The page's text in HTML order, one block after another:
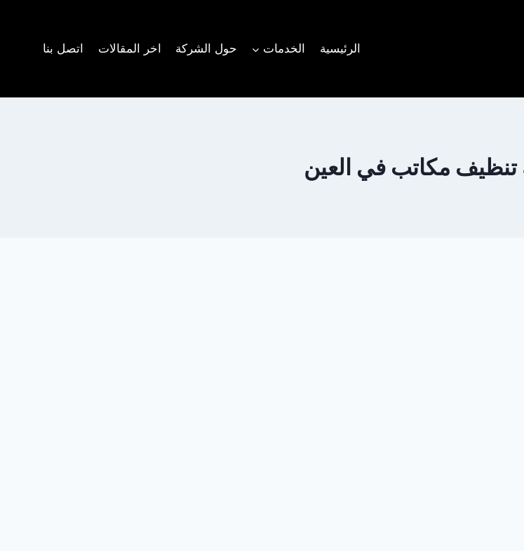
الرئيسية الخدمات حول الشركة اخر المقالات اتصل بنا
مكاتب في العين